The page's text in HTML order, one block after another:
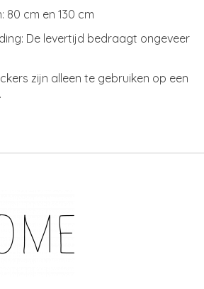
80 cm en 130 cm
De levertijd bedraagt ongeveer
zijn alleen te gebruiken op een